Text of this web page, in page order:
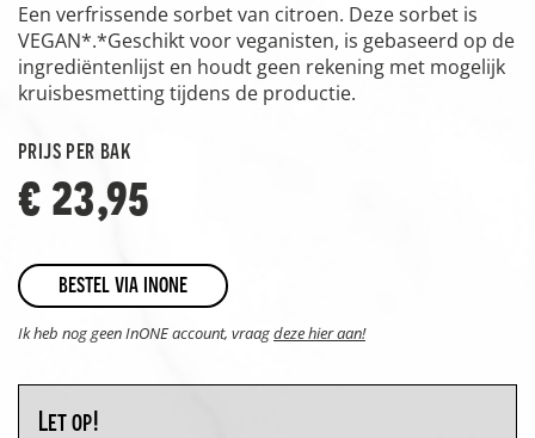
Een verfrissende sorbet van citroen. Deze sorbet is
VEGAN*.*Geschikt voor veganisten, is gebaseerd op de
ingrediëntenlijst en houdt geen rekening met mogelijk
kruisbesmetting tijdens de productie.
prijs per bak
€ 23,95
bestel via inone
Ik heb nog geen InONE account, vraagdeze hier aan!
Let op!